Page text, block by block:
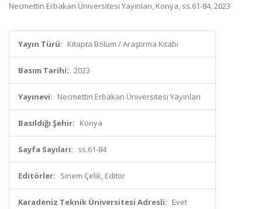
Necmettin Erbakan Üniversitesi Yayınları, Konya, ss.61-84, 2023
Yayın Türü: Kitapta Bölüm / Araştırma Kitabı
Basım Tarihi: 2023
Yayınevi: Necmettin Erbakan Üniversitesi Yayınları
Basıldığı Şehir: Konya
Sayfa Sayıları: ss.61-84
Editörler: Sinem Çelik, Editör
Karadeniz Teknik Üniversitesi Adresli: Evet